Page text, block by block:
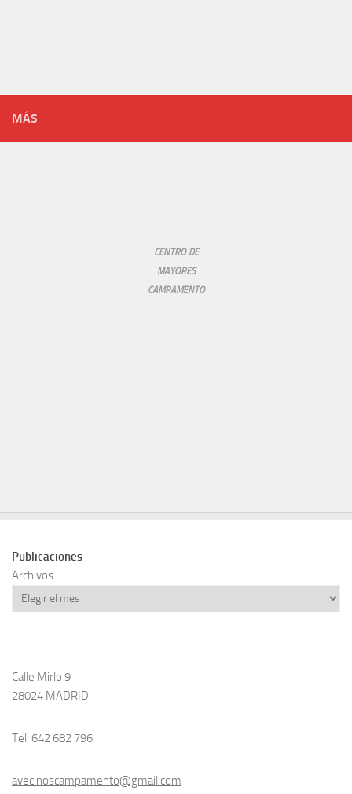
MÁS
CENTRO DE
MAYORES
CAMPAMENTO
Publicaciones
Archivos
Calle Mirlo 9
28024 MADRID
Tel: 642 682 796
avecinoscampamento@gmail.com